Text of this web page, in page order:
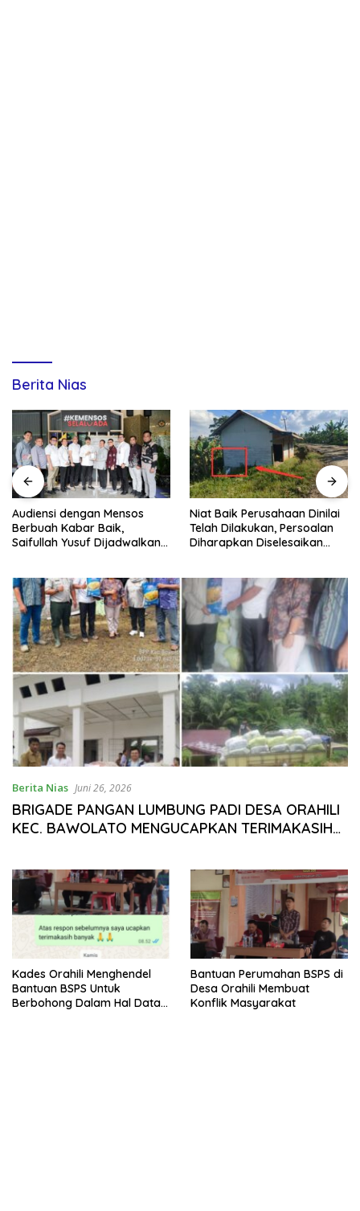
Berita Nias
Niat Baik Perusahaan Dinilai
Telah Dilakukan, Persoalan
Diharapkan Diselesaikan
Sambut Festival pacu jalur
2026, Camat kuantan Tengah
Ajak warga meriahkan Bulan
Berita Nias Juni 26, 2026
BRIGADE PANGAN LUMBUNG PADI DESA ORAHILI
KEC. BAWOLATO MENGUCAPKAN TERIMAKASIH
Kades Orahili Menghendel
Bantuan BSPS Untuk
Berbohong Dalam Hal Data
Bantuan Perumahan BSPS di
Desa Orahili Membuat
Konflik Masyarakat